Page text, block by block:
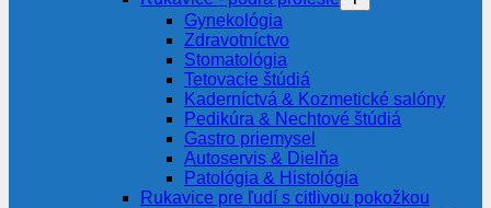
Gynekológia
Zdravotníctvo
Stomatológia
Tetovacie štúdiá
Kaderníctvá & Kozmetické salóny
Pedikúra & Nechtové štúdiá
Gastro priemysel
Autoservis & Dielňa
Patológia & Histológia
Rukavice pre ľudí s citlivou pokožkou